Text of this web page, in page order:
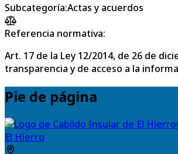
Subcategoría:Actas y acuerdos
Referencia normativa:
Art. 17 de la Ley 12/2014, de 26 de
transparencia y de acceso a la
Pie de página
El Hierro